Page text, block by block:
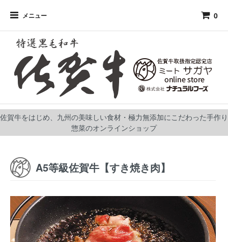
メニュー 0
佐賀牛をはじめ、九州の美味しい食材・極力無添加にこだわった手作り
惣菜のオンラインショップ
A5等級佐賀牛【すき焼き肉】